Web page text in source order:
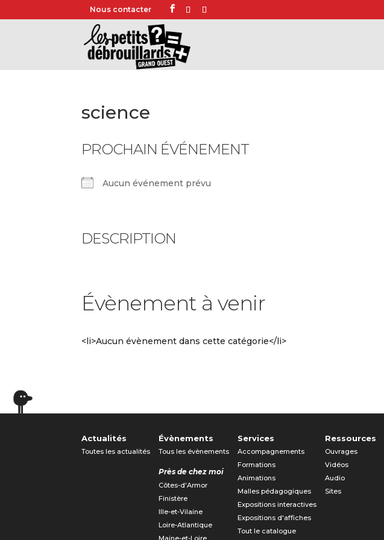
Nous contacter
science
PROCHAIN ÉVÉNEMENT
Aucun événement prévu
DESCRIPTION
Évènement à venir
<li>Aucun évènement dans cette catégorie</li>
Actualités
Toutes les actualités
Évènements
Tous les évènements
Près de chez moi
Côtes-d'Armor
Finistère
Ille-et-Vilaine
Loire-Atlantique
Maine-et-Loire
Services
Accompagnements
Formations
Animations
Malles pédagogiques
Expositions interactives
Expositions d'affiches
Tout le catalogue
Ressources
Ouvrages
Vidéos
Audio
Sites